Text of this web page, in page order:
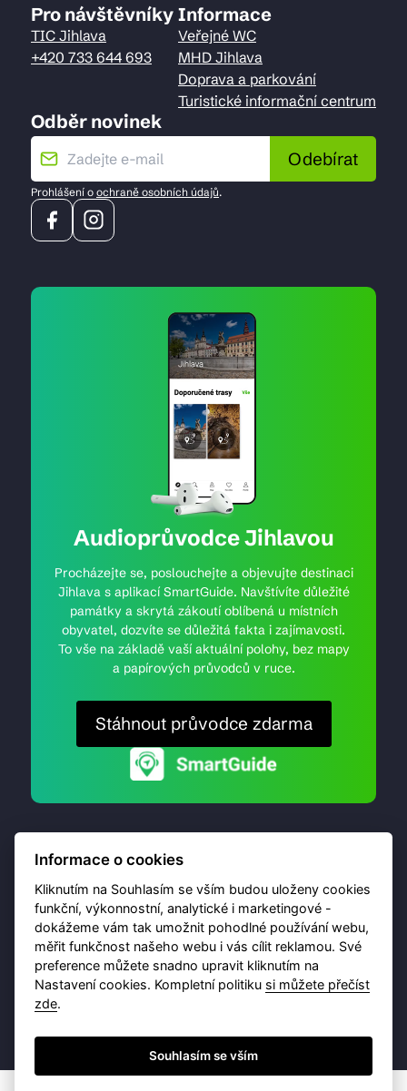
Pro návštěvníky
TIC Jihlava
+420 733 644 693
Informace
Veřejné WC
MHD Jihlava
Doprava a parkování
Turistické informační centrum
Odběr novinek
Odebírat
Prohlášení o ochraně osobních údajů.
Audioprůvodce Jihlavou
Procházejte se, poslouchejte a objevujte destinaci
Jihlava s aplikací SmartGuide. Navštívíte důležité
památky a skrytá zákoutí oblíbená u místních
obyvatel, dozvíte se důležitá fakta i zajímavosti.
To vše na základě vaší aktuální polohy, bez mapy
a papírových průvodců v ruce.
Stáhnout průvodce zdarma
© 2026 Destinační portál provozujeBrána Jihlavy,
příspěvková organizace. Všechna práva vyhrazena.
Ochrana osobních údajů
Informace o cookies
Kliknutím na Souhlasím se vším budou uloženy cookies
funkční, výkonnostní, analytické i marketingové -
dokážeme vám tak umožnit pohodlné používání webu,
měřit funkčnost našeho webu i vás cílit reklamou. Své
preference můžete snadno upravit kliknutím na
Nastavení cookies. Kompletní politiku si můžete přečíst
zde.
Souhlasím se vším